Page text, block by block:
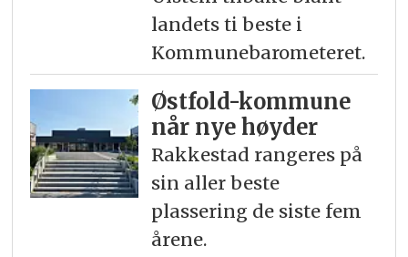
landets ti beste i
Kommunebarometeret.
Østfold-kommune
når nye høyder
Rakkestad rangeres på
sin aller beste
plassering de siste fem
årene.